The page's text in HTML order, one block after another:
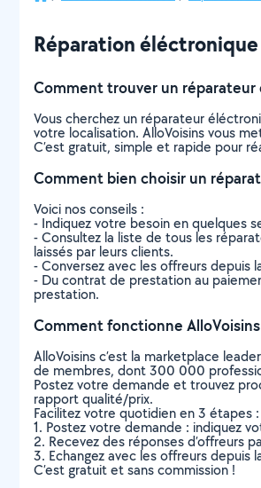
Réparation
Comment trouver un réparateur
Vous cherchez un réparateur
votre localisation. AlloVoisins vous
C’est gratuit, simple et rapide pour
Comment bien choisir un
Voici nos conseils :
- Indiquez votre besoin en quelques
- Consultez la liste de tous les
laissés par leurs clients.
- Conversez avec les offreurs depuis
- Du contrat de prestation au
prestation.
Comment fonctionne
AlloVoisins c’est la marketplace
de membres, dont 300 000
Postez votre demande et trouvez
rapport qualité/prix.
Facilitez votre quotidien en 3 étapes :
1. Postez votre demande : indiquez
2. Recevez des réponses d’offreurs
3. Echangez avec les offreurs
C’est gratuit et sans commission !